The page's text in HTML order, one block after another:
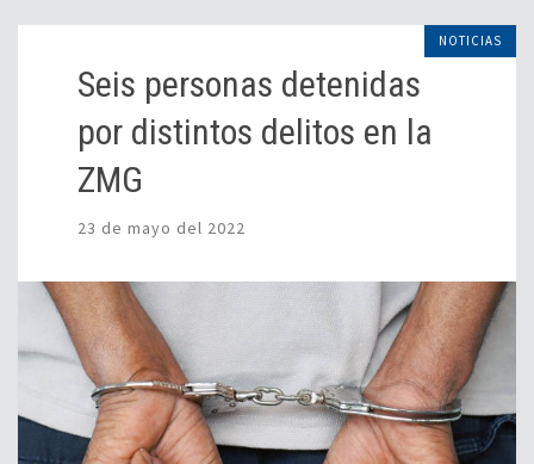
NOTICIAS
Seis personas detenidas
por distintos delitos en la
ZMG
23 de mayo del 2022